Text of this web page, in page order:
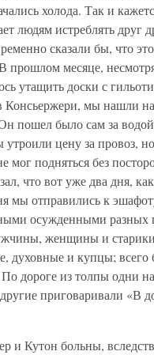
холода. Так и
людям истреблять друг
сказали бы, что
прошлом месяце,
утащить доски с
Консьержери, мы нашли на
пошел было сам за
утроили цену за провоз,
мог подняться без
что вот уже два дня,
мы отправились к
осужденными разных
женщины и
духовные и купцы; всего
По дороге из толпы одни
приговаривали «В
и Кутон больны,